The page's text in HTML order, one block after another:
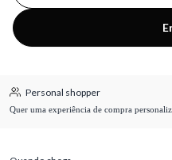
Personal shopper
Quer uma experiência de compra